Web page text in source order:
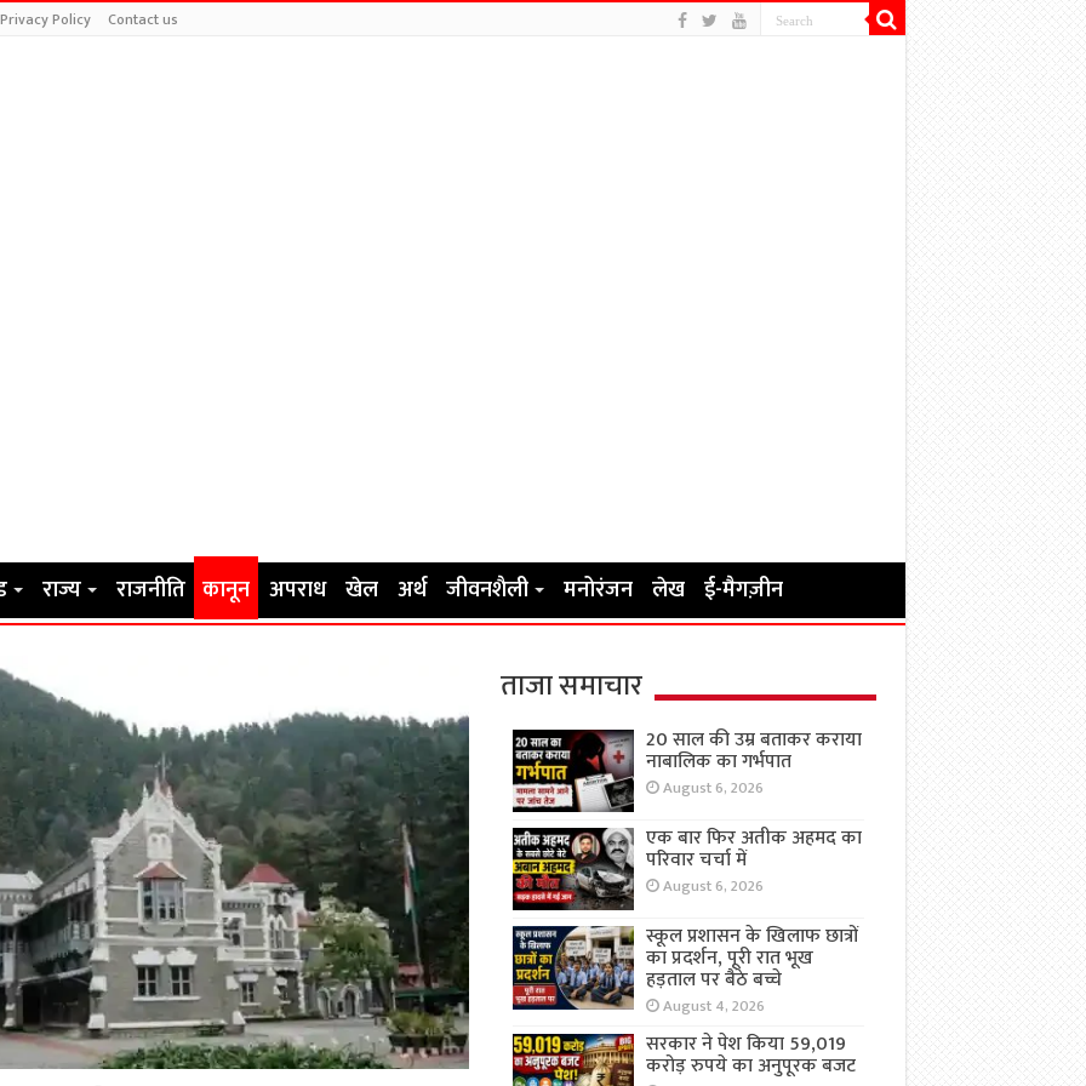
Privacy Policy Contact us
राज्य राजनीति कानून अपराध खेल अर्थ जीवनशैली मनोरंजन लेख ई-मैगज़ीन
ताजा समाचार
20 साल की उम्र बताकर कराया
नाबालिक का गर्भपात
August 6, 2026
एक बार फिर अतीक अहमद का
परिवार चर्चा में
August 6, 2026
स्कूल प्रशासन के खिलाफ छात्रों
का प्रदर्शन, पूरी रात भूख
हड़ताल पर बैठे बच्चे
August 4, 2026
सरकार ने पेश किया 59,019
करोड़ रुपये का अनुपूरक बजट